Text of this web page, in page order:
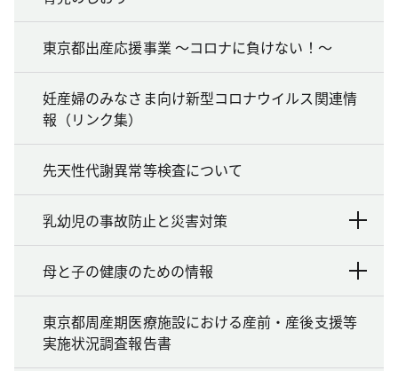
東京都出産応援事業 ～コロナに負けない！～
妊産婦のみなさま向け新型コロナウイルス関連情
報（リンク集）
先天性代謝異常等検査について
乳幼児の事故防止と災害対策
母と子の健康のための情報
東京都周産期医療施設における産前・産後支援等
実施状況調査報告書